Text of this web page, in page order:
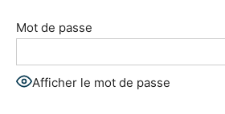
Mot de passe
Afficher le mot de passe